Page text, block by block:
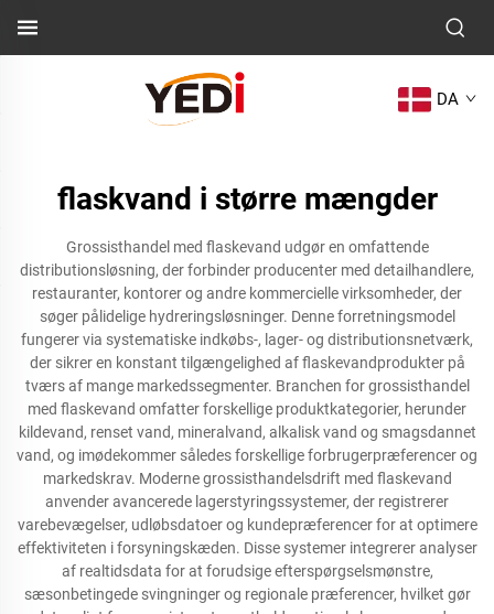
DA
flaskvand i større mængder
Grossisthandel med flaskevand udgør en omfattende
distributionsløsning, der forbinder producenter med detailhandlere,
restauranter, kontorer og andre kommercielle virksomheder, der
søger pålidelige hydreringsløsninger. Denne forretningsmodel
fungerer via systematiske indkøbs-, lager- og distributionsnetværk,
der sikrer en konstant tilgængelighed af flaskevandprodukter på
tværs af mange markedssegmenter. Branchen for grossisthandel
med flaskevand omfatter forskellige produktkategorier, herunder
kildevand, renset vand, mineralvand, alkalisk vand og smagsdannet
vand, og imødekommer således forskellige forbrugerpræferencer og
markedskrav. Moderne grossisthandelsdrift med flaskevand
anvender avancerede lagerstyringssystemer, der registrerer
varebevægelser, udløbsdatoer og kundepræferencer for at optimere
effektiviteten i forsyningskæden. Disse systemer integrerer analyser
af realtidsdata for at forudsige efterspørgselsmønstre,
sæsonbetingede svingninger og regionale præferencer, hvilket gør